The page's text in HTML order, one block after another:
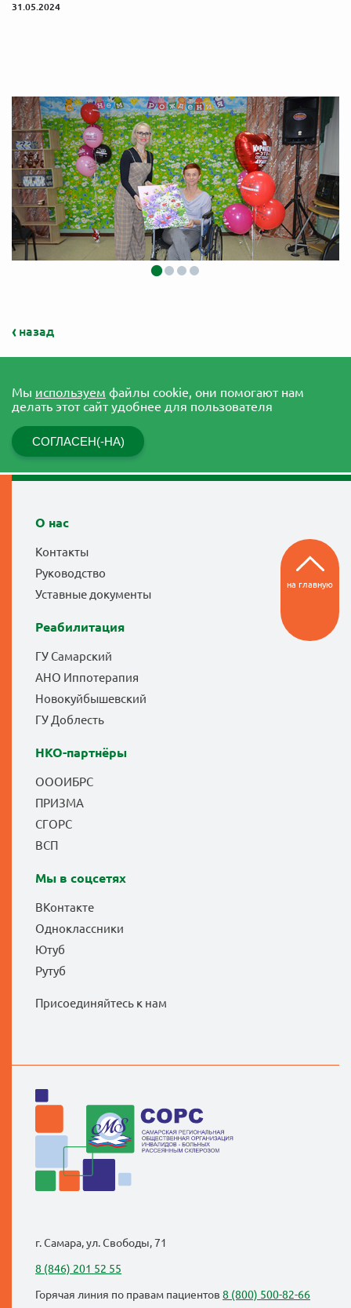
31.05.2024
назад
Мы используем файлы cookie, они помогают нам
делать этот сайт удобнее для пользователя
СОГЛАСЕН(-НА)
О нас
Контакты
Руководство
Уставные документы
Реабилитация
ГУ Самарский
АНО Иппотерапия
Новокуйбышевский
ГУ Доблесть
НКО-партнёры
ОООИБРС
ПРИЗМА
СГОРС
ВСП
Мы в соцсетях
ВКонтакте
Одноклассники
Ютуб
Рутуб
Присоединяйтесь к нам
на главную
г. Самара, ул. Свободы, 71
8 (846) 201 52 55
Горячая линия по правам пациентов 8 (800) 500-82-66